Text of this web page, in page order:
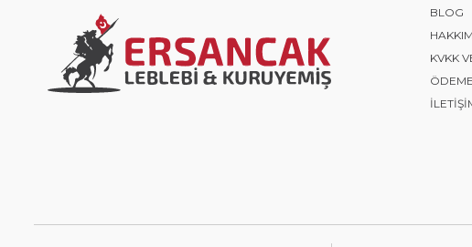
BLOG
KVKK